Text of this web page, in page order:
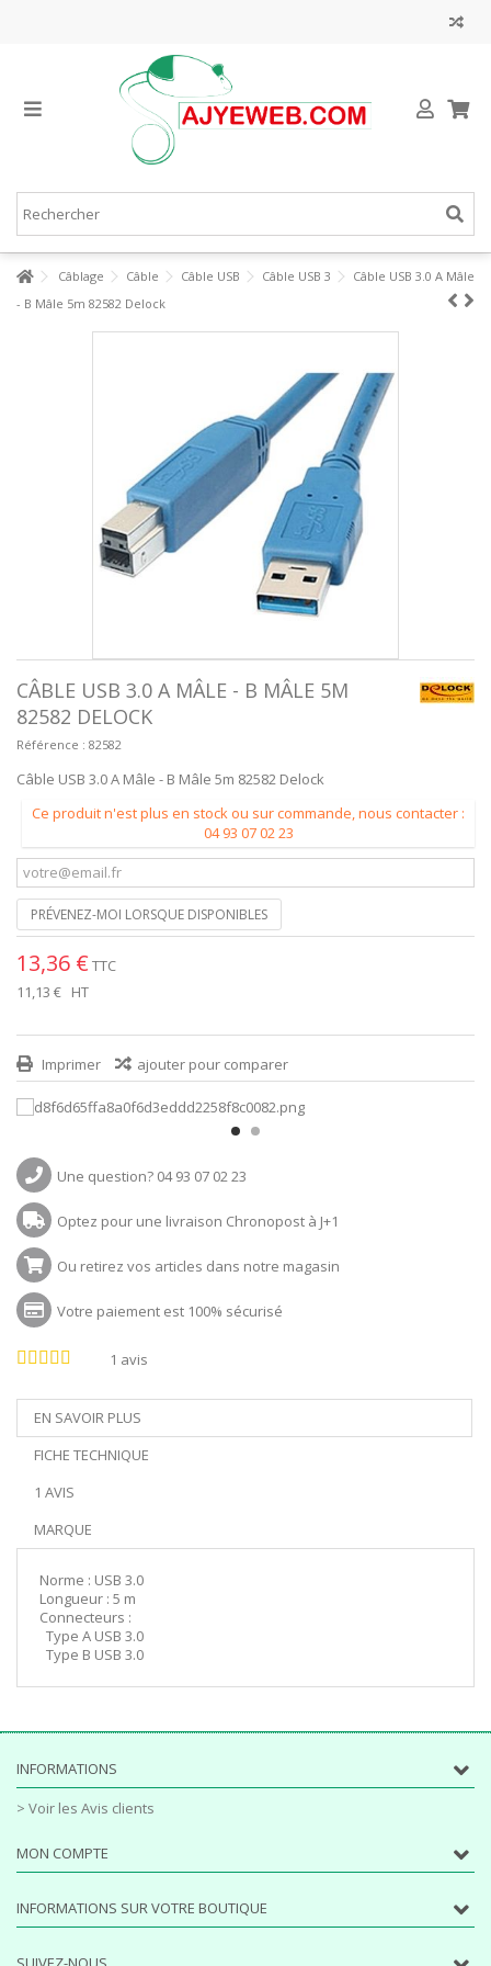
Câblage Câble Câble USB Câble USB 3
Câble USB 3.0 A Mâle
- B Mâle 5m 82582 Delock
CÂBLE USB 3.0 A MÂLE - B MÂLE 5M
82582 DELOCK
Référence : 82582
Câble USB 3.0 A Mâle - B Mâle 5m 82582 Delock
Ce produit n'est plus en stock ou sur commande, nous contacter :
04 93 07 02 23
PRÉVENEZ-MOI LORSQUE DISPONIBLES
13,36 € TTC
11,13 € HT
Imprimer ajouter pour comparer
Une question? 04 93 07 02 23
Optez pour une livraison Chronopost à J+1
Ou retirez vos articles dans notre magasin
Votre paiement est 100% sécurisé
1 avis
EN SAVOIR PLUS
FICHE TECHNIQUE
1 AVIS
MARQUE
Norme : USB 3.0
Longueur : 5 m
Connecteurs :
Type A USB 3.0
Type B USB 3.0
INFORMATIONS
> Voir les Avis clients
MON COMPTE
INFORMATIONS SUR VOTRE BOUTIQUE